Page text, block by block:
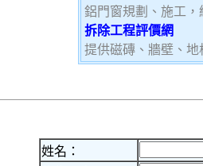
鋁門窗規劃、施工
拆除工程評價網
提供磁磚、牆壁、
姓名：